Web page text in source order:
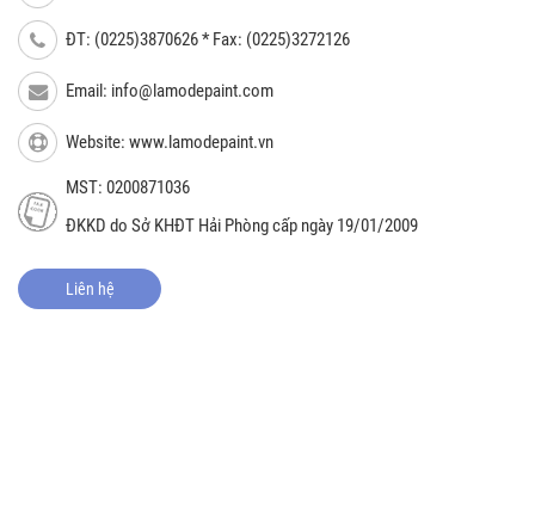
ĐT: (0225)3870626 * Fax: (0225)3272126
Email: info@lamodepaint.com
Website: www.lamodepaint.vn
MST: 0200871036
ĐKKD do Sở KHĐT Hải Phòng cấp ngày 19/01/2009
Liên hệ